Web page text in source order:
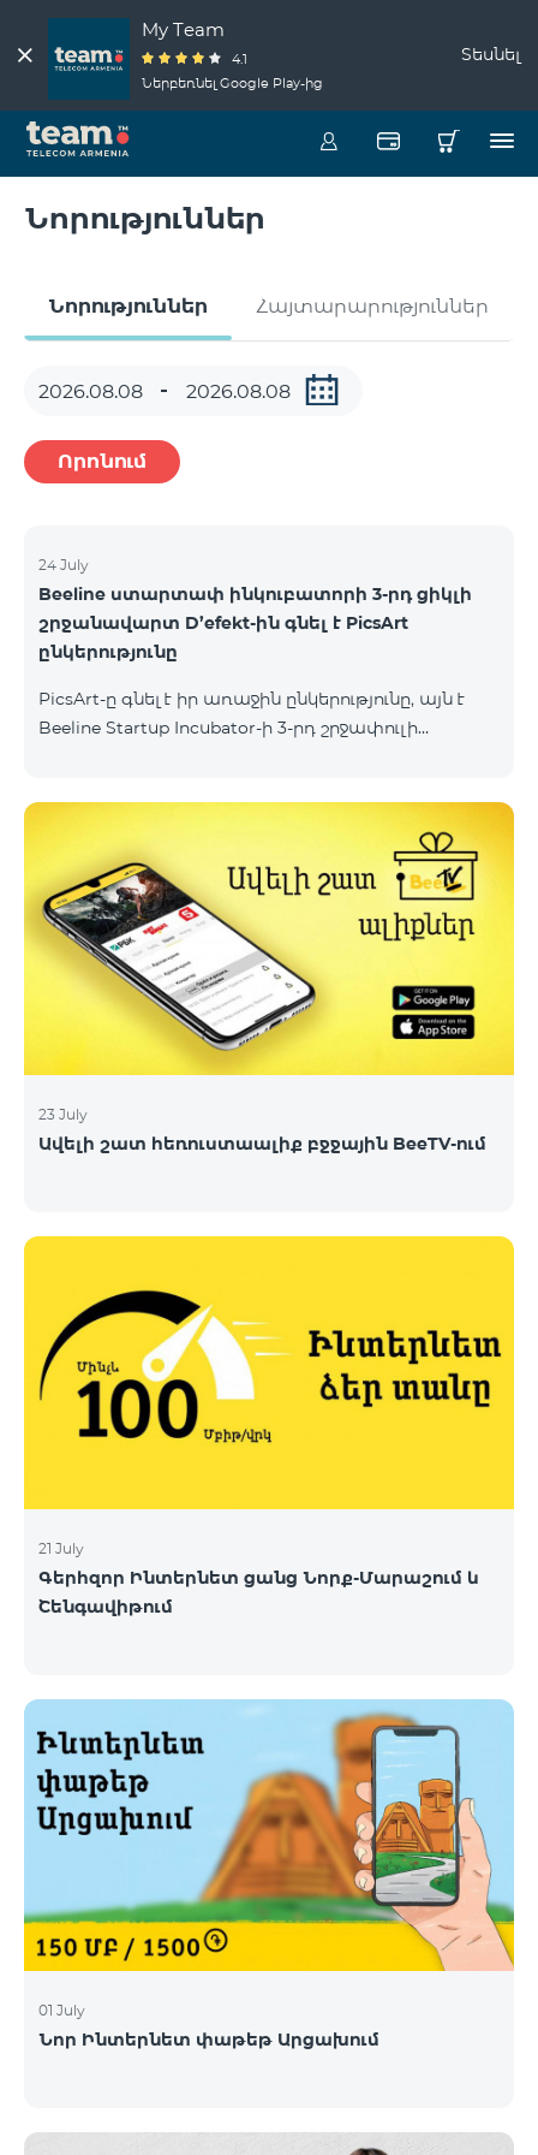
My Team
4.1
Ներբեռնել Google Play-ից
Տեսնել
Նորություններ
Նորություններ Հայտարարություններ
Որոնում
24 July
Beeline ստարտափ ինկուբատորի 3-րդ ցիկլի
շրջանավարտ D’efekt-ին գնել է PicsArt
ընկերությունը
PicsArt-ը գնել է իր առաջին ընկերությունը, այն է
Beeline Startup Incubator-ի 3-րդ շրջափուլի
ստեղծել տարատեսակ վիզուալ նյութեր։ Նշենք, որ
PicsArt-ն աշխարհում ամենամեծ հաջողության
հասած ստարտափներից է, որի ընդհանուր
ֆինանսավորումը կազմում է 54 միլիոն դոլար:
PicsArt-ի հնարավորություն է տալիս
օգտատերերին խմբագրել լուսանկարներ,
պատկերներ և տեսանյութեր։ D'efekt-ը
կենտրոնանում է վիդեո
23 July
Ավելի շատ հեռուստաալիք բջջային BeeTV-ում
21 July
Գերհզոր Ինտերնետ ցանց Նորք-Մարաշում և
Շենգավիթում
01 July
Նոր Ինտերնետ փաթեթ Արցախում